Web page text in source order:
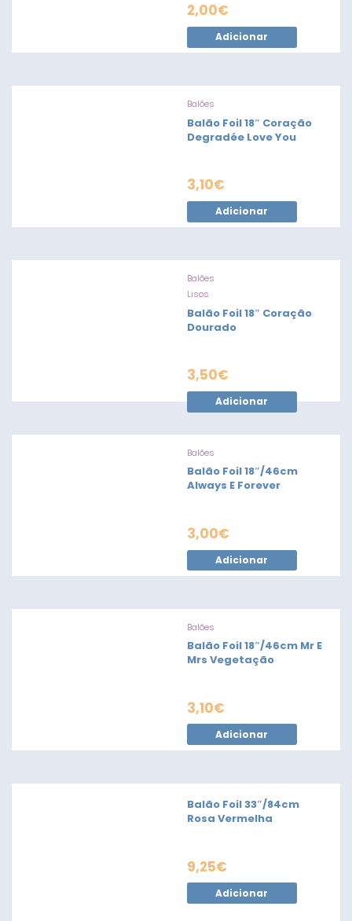
2,00€
Adicionar
Balões
Balão Foil 18″ Coração
Degradée Love You
3,10€
Adicionar
Balões
Lisos
Balão Foil 18″ Coração
Dourado
3,50€
Adicionar
Balões
Balão Foil 18″/46cm
Always E Forever
3,00€
Adicionar
Balões
Balão Foil 18″/46cm Mr E
Mrs Vegetação
3,10€
Adicionar
Balão Foil 33″/84cm
Rosa Vermelha
9,25€
Adicionar